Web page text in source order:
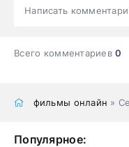
Написать
Всего комментариев0
фильмы онлайн »
Популярное: